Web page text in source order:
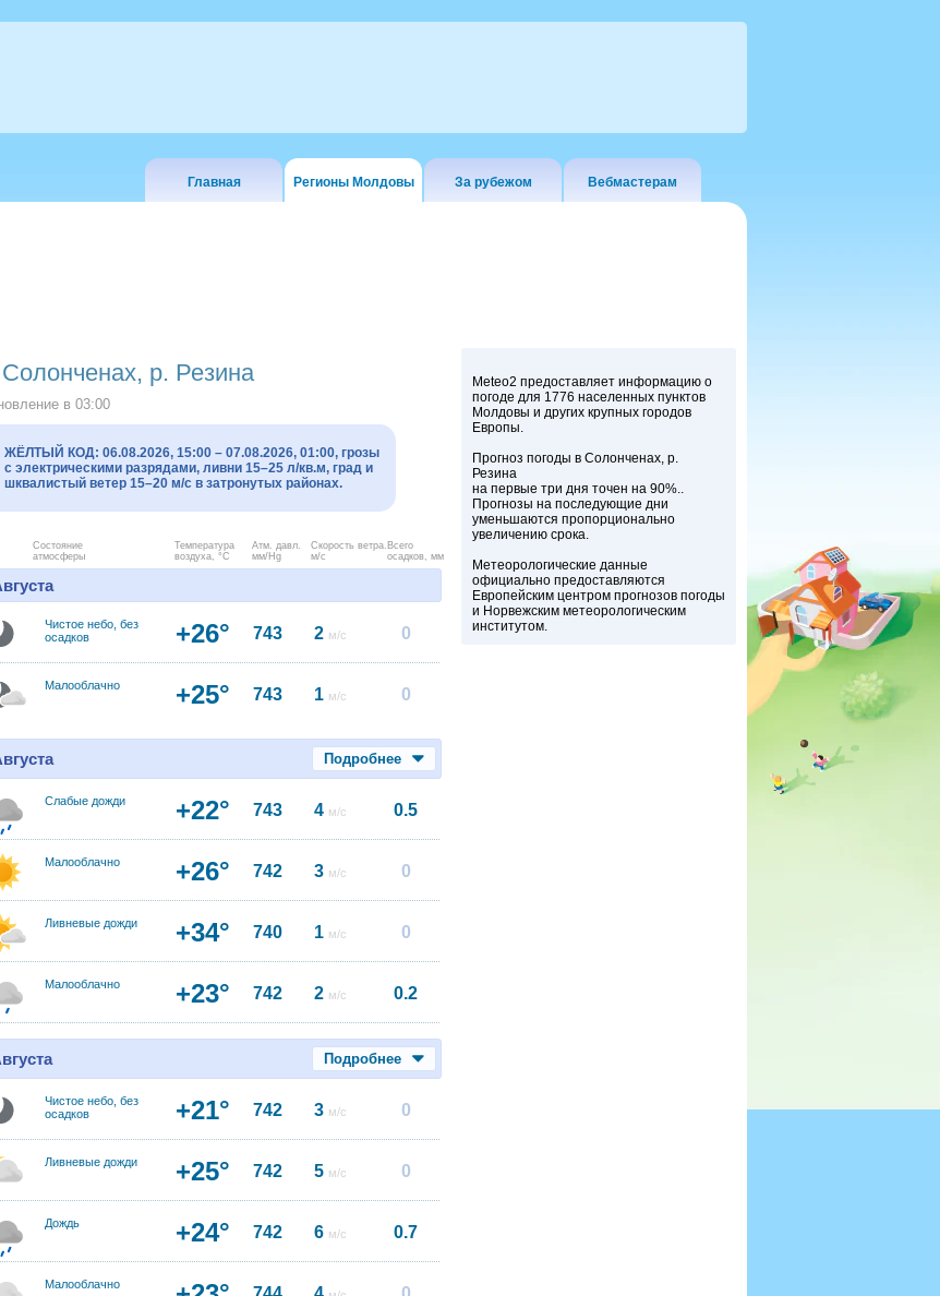
Главная Регионы Молдовы За рубежом Вебмастерам
Солонченах, р. Резина
в 03:00
ЖЁЛТЫЙ КОД: 06.08.2026, 15:00 – 07.08.2026, 01:00, грозы
с электрическими разрядами, ливни 15–25 л/кв.м, град и
шквалистый ветер 15–20 м/с в затронутых районах.
Состояние
атмосферы
Температура
воздуха, °C
Атм. давл.
мм/Hg
Скорость ветра.
м/с
Всего
осадков, мм
Чистое небо, без
осадков
+26° 743 2 м/с 0
Малооблачно +25° 743 1 м/с 0
Подробнее
Слабые дожди +22° 743 4 м/с 0.5
Малооблачно +26° 742 3 м/с 0
Ливневые дожди +34° 740 1 м/с 0
Малооблачно +23° 742 2 м/с 0.2
Подробнее
Чистое небо, без
осадков
+21° 742 3 м/с 0
Ливневые дожди +25° 742 5 м/с 0
Дождь +24° 742 6 м/с 0.7
Малооблачно
Meteo2 предоставляет информацию о
погоде для 1776 населенных пунктов
Молдовы и других крупных городов
Европы.
Прогноз погоды в Солонченах, р.
Резина
на первые три дня точен на 90%..
Прогнозы на последующие дни
уменьшаются пропорционально
увеличению срока.
Метеорологические данные
официально предоставляются
Европейским центром прогнозов погоды
и Норвежским метеорологическим
институтом.